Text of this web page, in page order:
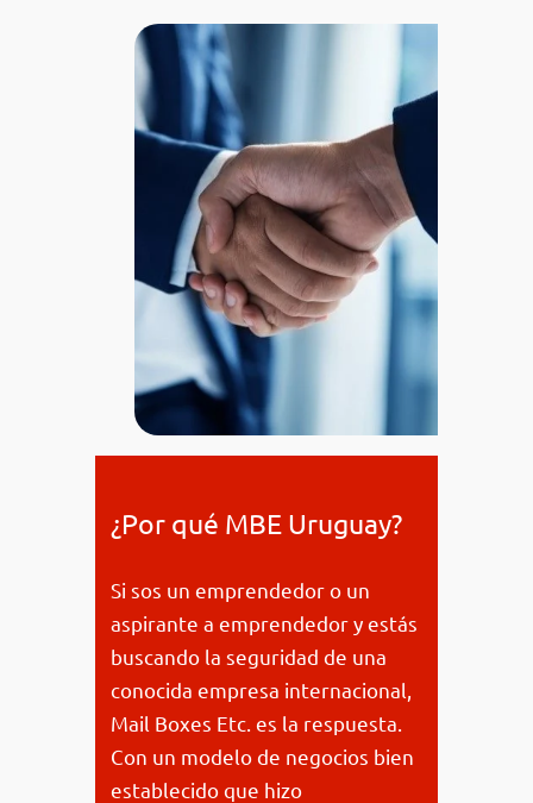
¿Por qué MBE Uruguay?
Si sos un emprendedor o un
aspirante a emprendedor y estás
buscando la seguridad de una
conocida empresa internacional,
Mail Boxes Etc. es la respuesta.
Con un modelo de negocios bien
establecido que hizo